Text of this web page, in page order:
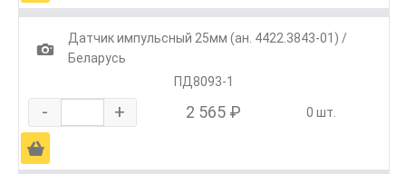
1
Датчик импульсный 25мм (ан. 4422.3843-01) /
Беларусь
ПД8093-1
- + 2 565 ₽ 0 шт.
Ä